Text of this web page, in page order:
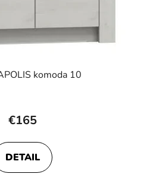
komoda 10
€165
DETAIL